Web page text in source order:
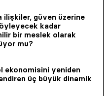
ilişkiler, güven üzerine
kadar
bir mes­lek olarak
mu?
ekonomisini yeniden
üç büyük dinamik